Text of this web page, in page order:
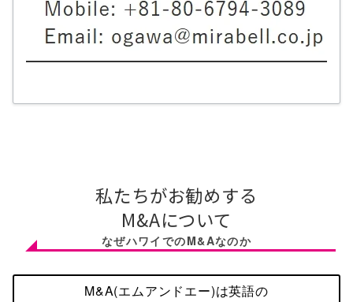
私たちがお勧めする
M&Aについて
なぜハワイでのM&Aなのか
M&A(エムアンドエー)は英語の